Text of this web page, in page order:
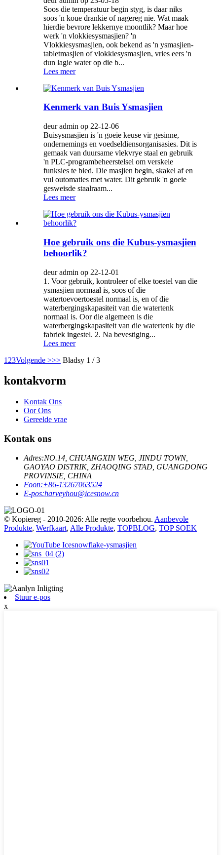
Soos die temperatuur begin styg, is daar niks
soos 'n koue drankie of nagereg nie. Wat maak
hierdie bevrore lekkernye moontlik? Maar hoe
werk 'n vlokkiesysmasjien? 'n
Vlokkiesysmasjien, ook bekend as 'n ysmasjien-
tabletmasjien of vlokkiesysmasjien, vries eers 'n
dun lagie water op die b...
Lees meer
Kenmerk van Buis Ysmasjien
deur admin op 22-12-06
Buisysmasjien is 'n goeie keuse vir gesinne,
ondernemings en voedseldiensorganisasies. Dit is
gemaak van duursame vlekvrye staal en gebruik
'n PLC-programbeheerstelsel om verskeie
funksies te bied. Die masjien begin, skakel af en
vul outomaties met water. Dit gebruik 'n goeie
gesweisde staalraam...
Lees meer
Hoe gebruik ons ​​die Kubus-ysmasjien
behoorlik?
deur admin op 22-12-01
1. Voor gebruik, kontroleer of elke toestel van die
ysmasjien normaal is, soos of die
watertoevoertoestel normaal is, en of die
waterbergingskapasiteit van die watertenk
normaal is. Oor die algemeen is die
waterbergingskapasiteit van die watertenk by die
fabriek ingestel. 2. Na bevestiging...
Lees meer
1 23Volgende >>> Bladsy 1 / 3
kontakvorm
Kontak Ons
Oor Ons
Gereelde vrae
Kontak ons
Adres:NO.14, CHUANGXIN WEG, JINDU TOWN,
GAOYAO DISTRIK, ZHAOQING STAD, GUANGDONG
PROVINSIE, CHINA
Foon:+86-13267063524
E-pos:harveyhou@icesnow.cn
© Kopiereg - 2010-2026: Alle regte voorbehou. Aanbevole
Produkte, Werfkaart, Alle Produkte, TOPBLOG, TOP SOEK
Stuur e-pos
x